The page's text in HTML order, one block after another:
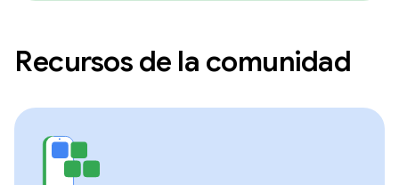
Recursos de la comunidad